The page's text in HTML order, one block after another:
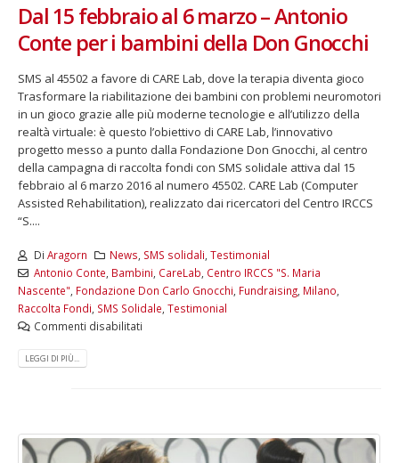
Dal 15 febbraio al 6 marzo – Antonio
Conte per i bambini della Don Gnocchi
SMS al 45502 a favore di CARE Lab, dove la terapia diventa gioco
Trasformare la riabilitazione dei bambini con problemi neuromotori
in un gioco grazie alle più moderne tecnologie e all’utilizzo della
realtà virtuale: è questo l’obiettivo di CARE Lab, l’innovativo
progetto messo a punto dalla Fondazione Don Gnocchi, al centro
della campagna di raccolta fondi con SMS solidale attiva dal 15
febbraio al 6 marzo 2016 al numero 45502. CARE Lab (Computer
Assisted Rehabilitation), realizzato dai ricercatori del Centro IRCCS
“S....
Di Aragorn News SMS solidali ,Testimonial
Antonio Conte Bambini CareLab Centro IRCCS "S. Maria
Nascente" Fondazione Don Carlo Gnocchi Fundraising Milano
Raccolta Fondi SMS Solidale Testimonial
Commenti disabilitati
LEGGI DI PIÙ...